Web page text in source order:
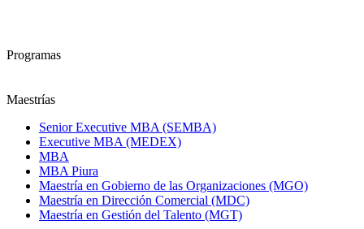
Programas
Maestrías
Senior Executive MBA (SEMBA)
Executive MBA (MEDEX)
MBA
MBA Piura
Maestría en Gobierno de las Organizaciones (MGO)
Maestría en Dirección Comercial (MDC)
Maestría en Gestión del Talento (MGT)